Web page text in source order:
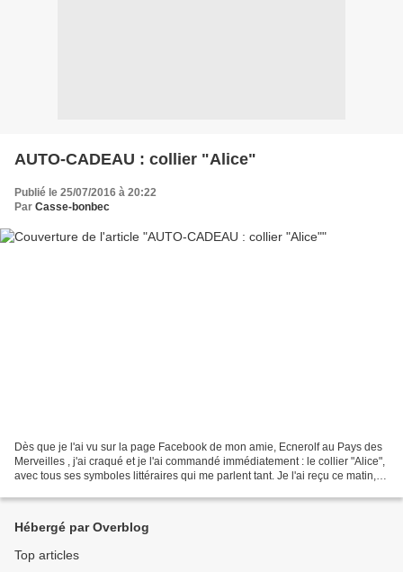
AUTO-CADEAU : collier "Alice"
Publié le 25/07/2016 à 20:22
Par Casse-bonbec
Dès que je l'ai vu sur la page Facebook de mon amie, Ecnerolf au Pays des
Merveilles , j'ai craqué et je l'ai commandé immédiatement : le collier "Alice",
avec tous ses symboles littéraires qui me parlent tant. Je l'ai reçu ce matin, je
Hébergé par Overblog
Top articles